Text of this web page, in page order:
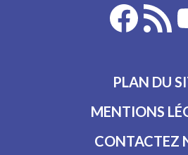
PLAN DU
MENTIONS
CONTACTEZ